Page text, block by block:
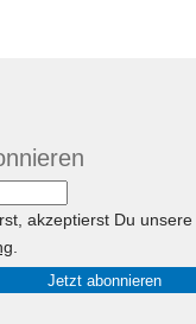
akzeptierst Du unsere